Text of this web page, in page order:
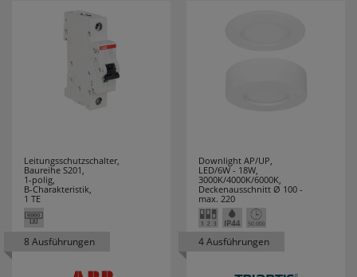
Leitungsschutzschalter,
Baureihe S201,
1-polig,
B-Charakteristik,
1 TE
8 Ausführungen
Downlight AP/UP,
LED/6W - 18W,
3000K/4000K/6000K,
Deckenausschnitt Ø 100 -
max. 220
4 Ausführungen